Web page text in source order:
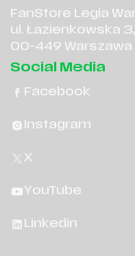
FanStore Legia
ul. Łazienkowska 3,
00-449 Warszawa
Social Media
Facebook
Instagram
X
YouTube
Linkedin